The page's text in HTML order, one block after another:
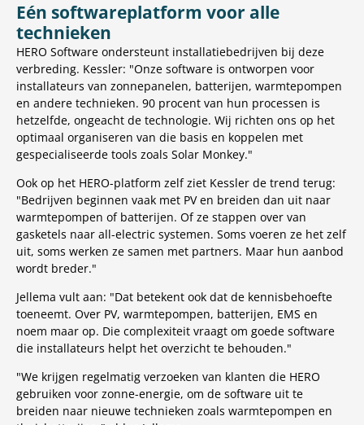
Eén softwareplatform voor alle
technieken
HERO Software ondersteunt installatiebedrijven bij deze
verbreding. Kessler: "Onze software is ontworpen voor
installateurs van zonnepanelen, batterijen, warmtepompen
en andere technieken. 90 procent van hun processen is
hetzelfde, ongeacht de technologie. Wij richten ons op het
optimaal organiseren van die basis en koppelen met
gespecialiseerde tools zoals Solar Monkey."
Ook op het HERO-platform zelf ziet Kessler de trend terug:
"Bedrijven beginnen vaak met PV en breiden dan uit naar
warmtepompen of batterijen. Of ze stappen over van
gasketels naar all-electric systemen. Soms voeren ze het zelf
uit, soms werken ze samen met partners. Maar hun aanbod
wordt breder."
Jellema vult aan: "Dat betekent ook dat de kennisbehoefte
toeneemt. Over PV, warmtepompen, batterijen, EMS en
noem maar op. Die complexiteit vraagt om goede software
die installateurs helpt het overzicht te behouden."
"We krijgen regelmatig verzoeken van klanten die HERO
gebruiken voor zonne-energie, om de software uit te
breiden naar nieuwe technieken zoals warmtepompen en